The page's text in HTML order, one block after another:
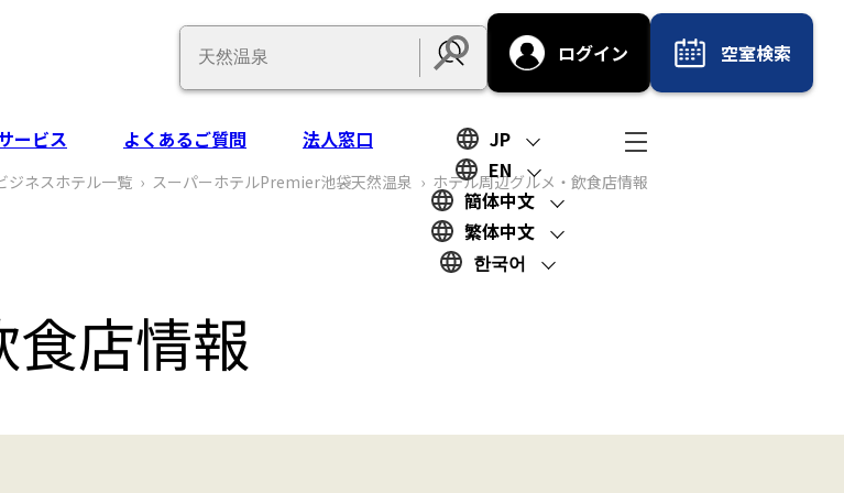
search
Submit
ログイン 空室検索
ービス よくあるご質問 法人窓口
JP
EN
簡体中文
繁体中文
한국어
ジネスホテル一覧 スーパーホテルPremier池袋天然温泉
ホテル周辺グルメ‧飲食店情報
店情報